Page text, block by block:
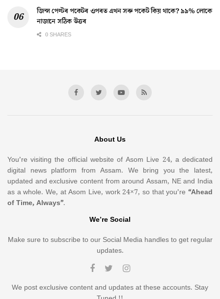
জিন্স পেণ্টৰ পকেটৰ ওপৰত এখন সৰু পকেট কিয় থাকে? ৯৯% লোকে
নাজানে সঠিক উত্তৰ
0 SHARES
About Us
You’re visiting the official website of Asom Live 24, a dedicated
digital news platform from Assam. We bring you the latest,
updated and exclusive content from around Assam, NE and India
as a whole. We, at Asom Live, work 24×7, so that you’re “Ahead
of Time, Always”.
We’re Social
Make sure to subscribe to our Social Media handles to get regular
updates.
We post exclusive content and updates at these accounts. Stay